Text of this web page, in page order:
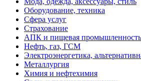
Оборудование, техника
Сфера услуг
Страхование
АПК и пищевая промышленность
Нефть, газ, ГСМ
Электроэнергетика,
Металлургия
Химия и нефтехимия